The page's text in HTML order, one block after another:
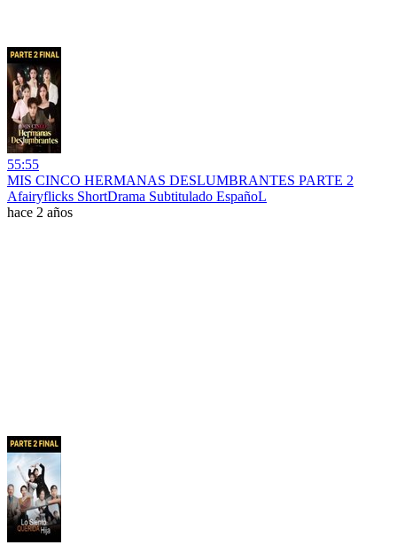
55:55
MIS CINCO HERMANAS DESLUMBRANTES PARTE 2
Afairyflicks ShortDrama Subtitulado EspañoL
hace 2 años